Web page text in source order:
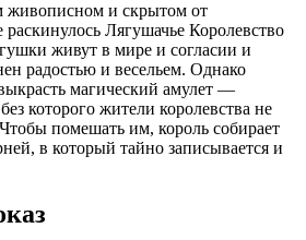
и скрытом от
раскинулось Лягушачье Королевство
живут в мире и согласии и
радостью и весельем. Однако
магический амулет —
которого жители королевства не
помешать им, король собирает
в который тайно записывается и